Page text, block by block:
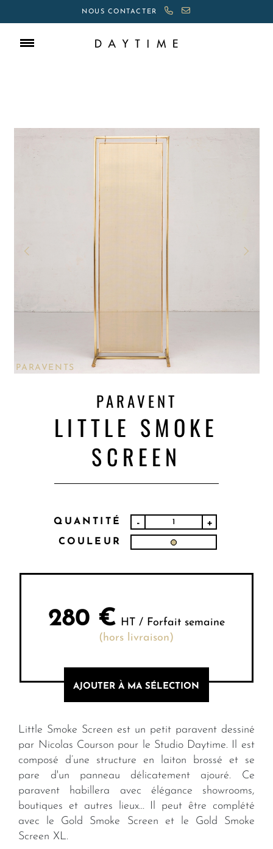
NOUS CONTACTER
PARAVENTS
PARAVENT
LITTLE SMOKE
SCREEN
QUANTITÉ - +
COULEUR
280 € HT / Forfait semaine
(hors livraison)
AJOUTER À MA SÉLECTION
Little Smoke Screen est un petit paravent dessiné
par Nicolas Courson pour le Studio Daytime. Il est
composé d’une structure en laiton brossé et se
pare d'un panneau délicatement ajouré. Ce
paravent habillera avec élégance showrooms,
boutiques et autres lieux… Il peut être complété
avec le Gold Smoke Screen et le Gold Smoke
Screen XL.